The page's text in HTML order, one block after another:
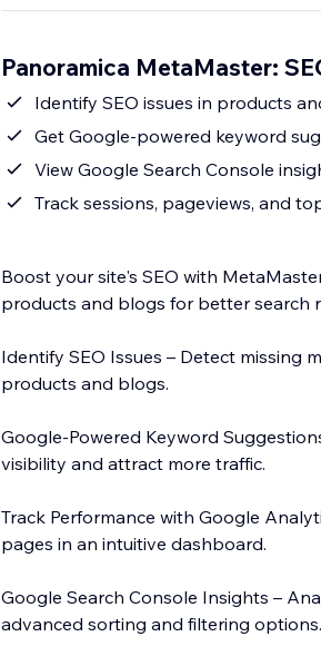
Panoramica MetaMaster:
Identify SEO issues in products
Get Google-powered keyword
View Google Search Console
Track sessions, pageviews, and
Boost your site's SEO with
products and blogs for better search
Identify SEO Issues – Detect missing
products and blogs.
Google-Powered Keyword
visibility and attract more traffic.
Track Performance with Google
pages in an intuitive dashboard.
Google Search Console Insights –
advanced sorting and filtering options.